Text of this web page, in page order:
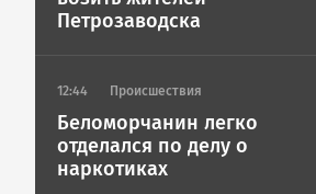
Петрозаводска
12:44 Происшествия
Беломорчанин легко
отделался по делу о
наркотиках